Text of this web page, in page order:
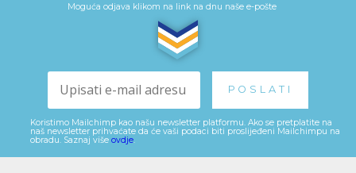
Moguća odjava klikom na link na dnu naše e-pošte
Koristimo Mailchimp kao našu newsletter platformu. Ako se pretplatite na
naš newsletter prihvaćate da će vaši podaci biti proslijeđeni Mailchimpu na
obradu. Saznaj više ovdje.